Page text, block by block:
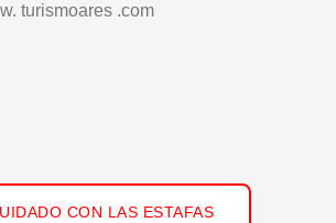
turismoares .com
CON LAS ESTAFAS